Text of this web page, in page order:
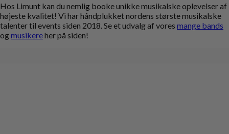
Hos Limunt kan du nemlig booke unikke musikalske oplevelser af
højeste kvalitet! Vi har håndplukket nordens største musikalske
talenter til events siden 2018. Se et udvalg af vores mange bands
ogmusikereher på siden!